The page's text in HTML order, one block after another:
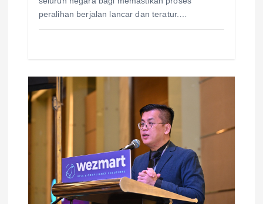
peralihan berjalan lancar dan teratur.…